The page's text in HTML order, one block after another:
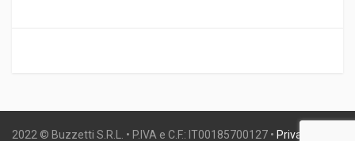
2022 © Buzzetti S.R.L. • P.IVA e C.F.: IT00185700127 • Privacy